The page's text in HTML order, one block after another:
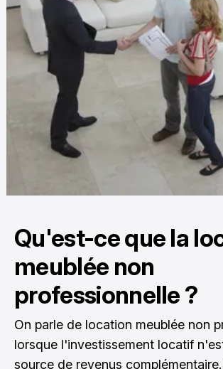
Qu'est-ce que la
meublée non
professionnelle ?
On parle de location meublée non
lorsque l'investissement locatif
source de revenus